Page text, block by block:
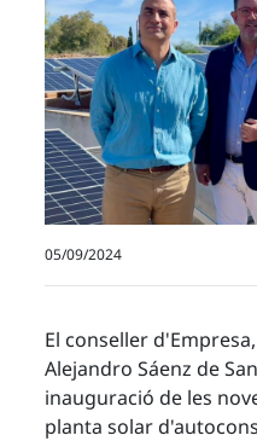
05/09/2024
El conseller
Alejandro Sáenz de
inauguració de les
planta solar